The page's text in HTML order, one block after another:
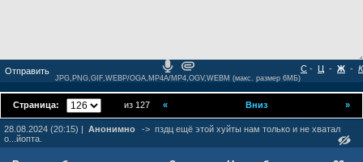
- Ц - Ж - К
С
JPG,PNG,GIF,WEBP/OGA,MP4A/MP4,OGV,WEBM (макс. размер 6МБ)
Страница: из 127 »
« Вниз
28.08.2024 (20:15) | Анонимно -> пздц ещё этой хуйты нам только и не хватал
о...йопта.